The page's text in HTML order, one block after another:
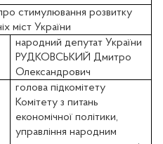
стимулювання розвитку
міст України
народний депутат України
РУДКОВСЬКИЙ Дмитро
Олександрович
голова підкомітету
Комітету з питань
економічної політики,
управління народним